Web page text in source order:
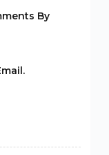
By